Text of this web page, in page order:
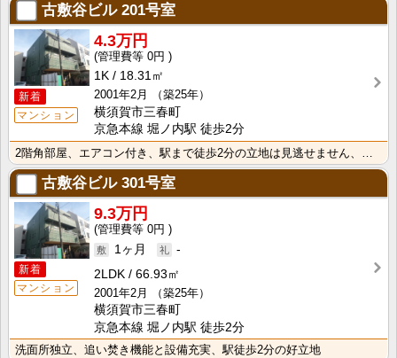
古敷谷ビル201号室
新着
マンション
4.3万円
0円
1K
18.31㎡
2001年2月
（築25年）
横須賀市三春町
京急本線 堀ノ内駅 徒歩2分
古敷谷ビル301号室
新着
マンション
9.3万円
0円
1ヶ月
-
2LDK
66.93㎡
2001年2月
（築25年）
横須賀市三春町
京急本線 堀ノ内駅 徒歩2分
洗面所独立、追い焚き機能と設備充実、駅徒歩2分の好立地